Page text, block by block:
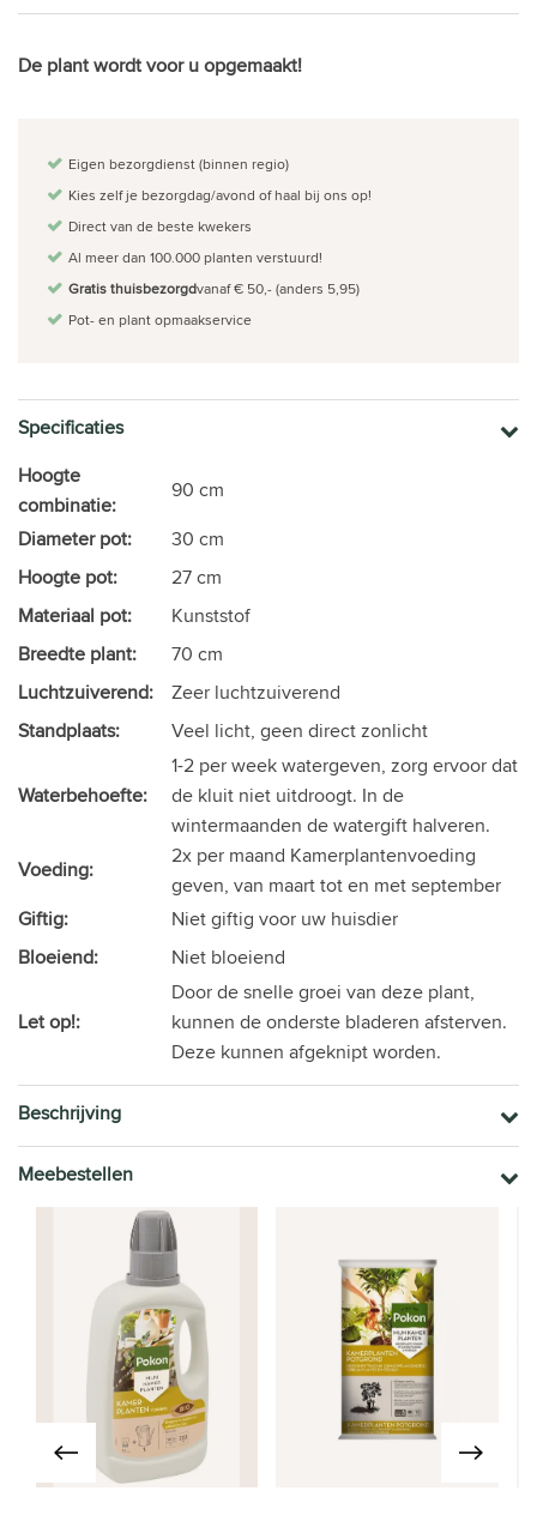
De plant wordt voor u opgemaakt!
Eigen bezorgdienst (binnen regio)
Kies zelf je bezorgdag/avond of haal bij ons op!
Direct van de beste kwekers
Al meer dan 100.000 planten verstuurd!
Gratis thuisbezorgdvanaf € 50,- (anders 5,95)
Pot- en plant opmaakservice
Specificaties
Hoogte
combinatie:
90 cm
Diameter pot:
30 cm
Hoogte pot:
27 cm
Materiaal pot:
Kunststof
Breedte plant:
70 cm
Luchtzuiverend:
Zeer luchtzuiverend
Standplaats:
Veel licht, geen direct zonlicht
Waterbehoefte:
1-2 per week watergeven, zorg ervoor dat
de kluit niet uitdroogt. In de
wintermaanden de watergift halveren.
Voeding:
2x per maand Kamerplantenvoeding
geven, van maart tot en met september
Giftig:
Niet giftig voor uw huisdier
Bloeiend:
Niet bloeiend
Let op!:
Door de snelle groei van deze plant,
kunnen de onderste bladeren afsterven.
Deze kunnen afgeknipt worden.
Beschrijving
Meebestellen